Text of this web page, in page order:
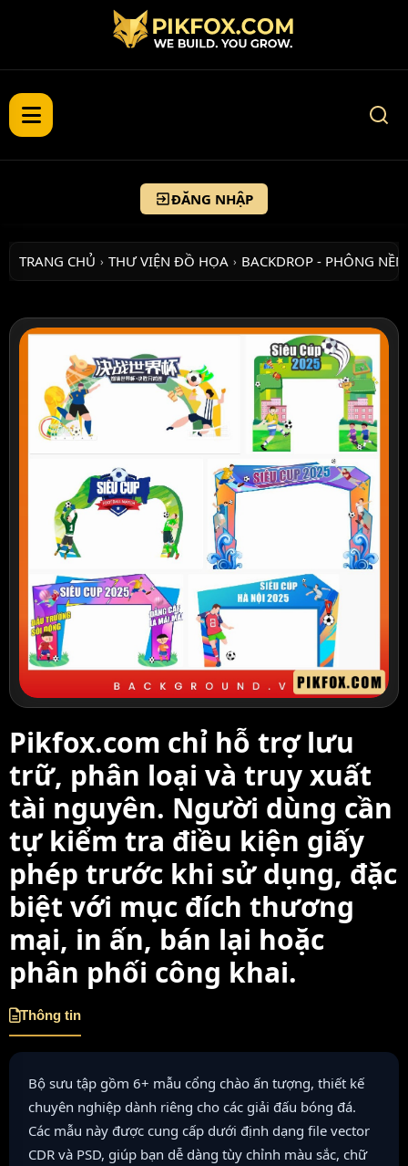
ĐĂNG NHẬP
TRANG CHỦ › THƯ VIỆN ĐỒ HỌA › BACKDROP - PHÔNG NỀN
Pikfox.com chỉ hỗ trợ lưu
trữ, phân loại và truy xuất
tài nguyên. Người dùng cần
tự kiểm tra điều kiện giấy
phép trước khi sử dụng, đặc
biệt với mục đích thương
mại, in ấn, bán lại hoặc
phân phối công khai.
Thông tin
Bộ sưu tập gồm 6+ mẫu cổng chào ấn tượng, thiết kế
chuyên nghiệp dành riêng cho các giải đấu bóng đá.
Các mẫu này được cung cấp dưới định dạng file vector
CDR và PSD, giúp bạn dễ dàng tùy chỉnh màu sắc, chữ